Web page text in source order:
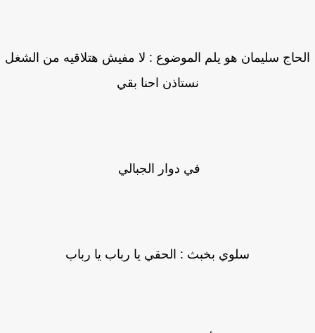
سليمان هو يلم الموضوع : لا مفيش هتلاقيه من الشغل
نستاذن احنا بقي
في دوار الجبالي
سلوي بخبث : الحقي يا رباب يا رباب